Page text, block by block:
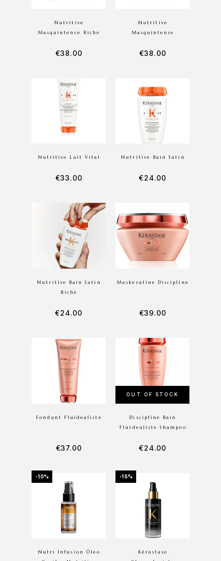
Nutritive
Masquintense Riche
€38.00
Nutritive
Masquintense
€38.00
Nutritive Lait Vital
€33.00
Nutritive Bain Satin
€24.00
Nutritive Bain Satin
Riche
€24.00
Maskeratine Discipline
€39.00
Fondant Fluidealiste
€37.00
OUT OF STOCK
Discipline Bain
Fluidealiste Shampoo
€24.00
-10%
Nutri Infusion Óleo
-15%
Kérastase